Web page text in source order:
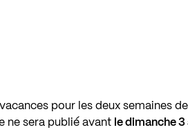
pour les deux semaines
ne sera publié avant le dimanche